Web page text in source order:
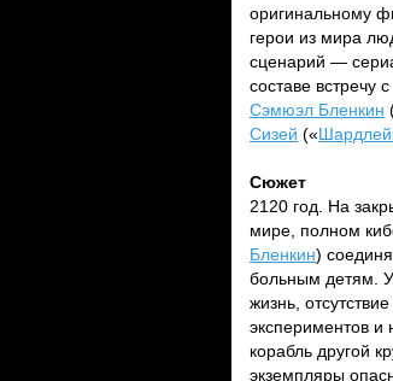
оригинальному
герои из мира
сценарий —
составе встречу
Сэмюэл Бленкин
Сизей («
Сюжет
2120 год. На
мире, полном
Бленкин)
больным детям.
жизнь,
экспериментов и
корабль другой
экземпляры